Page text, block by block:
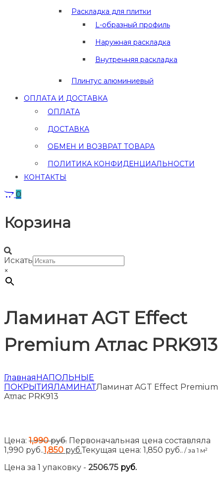
Раскладка для плитки
L-образный профиль
Наружная раскладка
Внутренняя раскладка
Плинтус алюминиевый
ОПЛАТА И ДОСТАВКА
ОПЛАТА
ДОСТАВКА
ОБМЕН И ВОЗВРАТ ТОВАРА
ПОЛИТИКА КОНФИДЕНЦИАЛЬНОСТИ
КОНТАКТЫ
0
Корзина
Искать
×
Ламинат AGT Effect
Premium Атлас PRK913
ГлавнаяНАПОЛЬНЫЕ
ПОКРЫТИЯЛАМИНАТЛаминат AGT Effect Premium
Атлас PRK913
Цена: 1,990руб. Первоначальная цена составляла
1,990 руб..1,850 руб.Текущая цена: 1,850 руб.. / за 1 м²
Цена за 1 упаковку - 2506.75 руб.